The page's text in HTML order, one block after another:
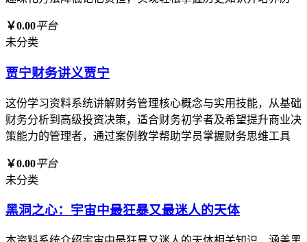
￥0.00平台
未分类
贾宁财务讲义贾宁
这份学习资料系统讲解财务管理核心概念与实用技能，从基础
财务分析到高级投资决策，适合财务初学者及希望提升商业决
策能力的管理者，通过案例教学帮助学员掌握财务思维工具
￥0.00平台
未分类
黑洞之心：宇宙中最狂暴又最迷人的天体